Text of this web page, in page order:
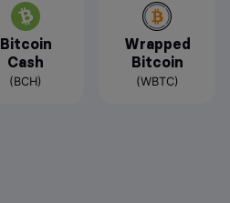
Bitcoin
Cash
(BCH)
Wrapped
Bitcoin
(WBTC)